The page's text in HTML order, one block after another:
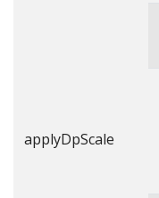
applyDpScale